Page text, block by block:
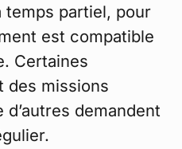
temps partiel, pour
est compatible
Certaines
des missions
demandent